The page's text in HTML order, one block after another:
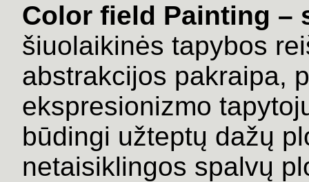
Color field Painting –
šiuolaikinės tapybos
abstrakcijos pakraipa,
ekspresionizmo
būdingi užteptų dažų
netaisiklingos spalvų